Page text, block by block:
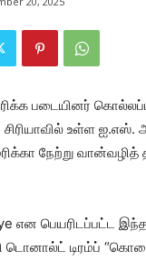
படையினர்
சிரியாவில் உள்ள
நேற்று
என பெயரிடப்பட்ட
டொனால்ட் டிரம்ப்